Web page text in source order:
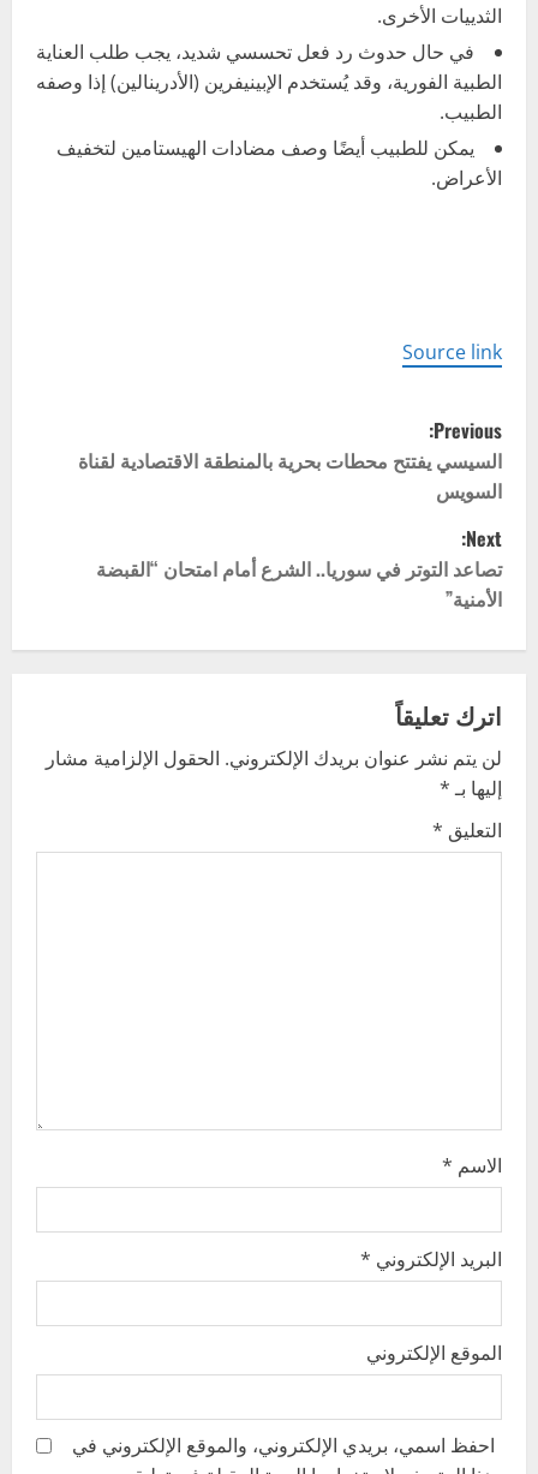
الثدييات الأخرى.
في حال حدوث رد فعل تحسسي شديد، يجب طلب العناية
الطبية الفورية، وقد يُستخدم الإبينيفرين (الأدرينالين) إذا وصفه
الطبيب.
يمكن للطبيب أيضًا وصف مضادات الهيستامين لتخفيف
الأعراض.
Source link
P
o
s
t
n
v
i
g
Previous:
السيسي يفتتح محطات بحرية بالمنطقة الاقتصادية لقناة
السويس
Next:
تصاعد التوتر في سوريا.. الشرع أمام امتحان “القبضة
الأمنية”
اترك تعليقاً
لن يتم نشر عنوان بريدك الإلكتروني. الحقول الإلزامية مشار
إليها بـ*
التعليق *
الاسم *
البريد الإلكتروني *
الموقع الإلكتروني
احفظ اسمي، بريدي الإلكتروني، والموقع الإلكتروني في